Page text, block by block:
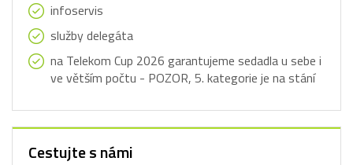
infoservis
služby delegáta
na Telekom Cup 2026 garantujeme sedadla u sebe i
ve větším počtu - POZOR, 5. kategorie je na stání
Cestujte s námi